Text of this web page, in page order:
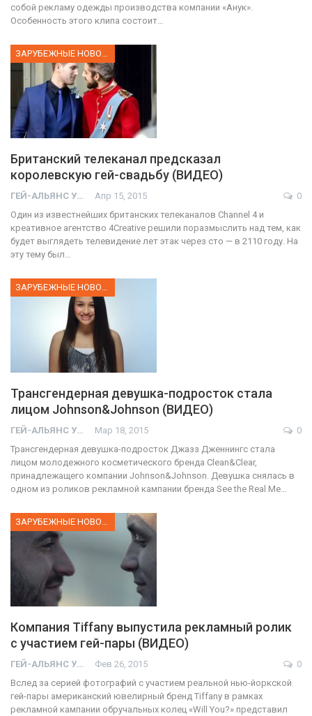
собой рекламу одежды производства компании «Анук».
Особенность этого клипа состоит…
Британский телеканал предсказал
королевскую гей-свадьбу (ВИДЕО)
ГЕЙ-АЛЬЯНС УКРАИНА Апр 15, 2015
0
Один из известнейших британских телеканалов Channel 4 и
креативное агентство 4Creative решили поразмыслить над тем, как
будет выглядеть телевидение лет этак через сто — в 2110 году. На
эту тему был…
ЗАРУБЕЖНЫЕ НОВОСТИ
Трансгендерная девушка-подросток стала
лицом Johnson&Johnson (ВИДЕО)
ГЕЙ-АЛЬЯНС УКРАИНА Мар 18, 2015
0
Трансгендерная девушка-подросток Джазз Дженнингс стала
лицом молодежного косметического бренда Clean&Clear,
принадлежащего компании Johnson&Johnson. Девушка снялась в
одном из роликов рекламной кампании бренда See the Real Me…
Компания Tiffany выпустила рекламный ролик
с участием гей-пары (ВИДЕО)
ГЕЙ-АЛЬЯНС УКРАИНА Фев 26, 2015
0
Вслед за серией фотографий с участием реальной нью-йоркской
гей-пары американский ювелирный бренд Tiffany в рамках
рекламной кампании обручальных колец «Will You?» представил